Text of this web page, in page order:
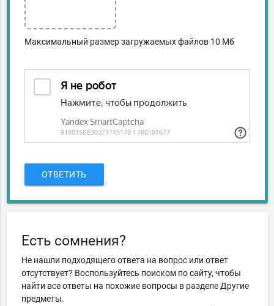
Максимальный размер загружаемых файлов 10 Мб
ОТВЕТИТЬ
Есть сомнения?
Не нашли подходящего ответа на вопрос или ответ
отсутствует? Воспользуйтесь поиском по сайту, чтобы
найти все ответы на похожие вопросы в разделе Другие
предметы.